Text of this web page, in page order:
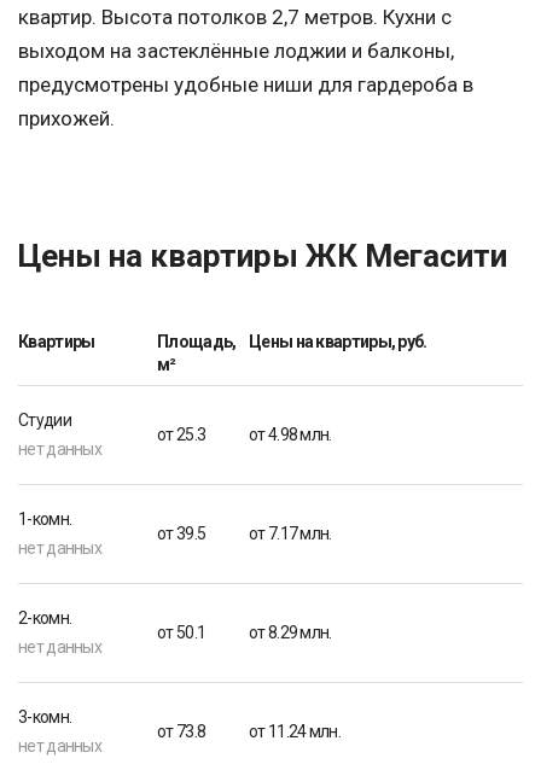
квартир. Высота потолков 2,7 метров. Кухни с
выходом на застеклённые лоджии и балконы,
предусмотрены удобные ниши для гардероба в
прихожей.
Цены на квартиры ЖК Мегасити
Квартиры
Площадь,
м²
Цены на квартиры, руб.
Студии
нет данных
от 25.3 от 4.98 млн.
1-комн.
нет данных
от 39.5 от 7.17 млн.
2-комн.
нет данных
от 50.1 от 8.29 млн.
3-комн.
нет данных
от 73.8 от 11.24 млн.